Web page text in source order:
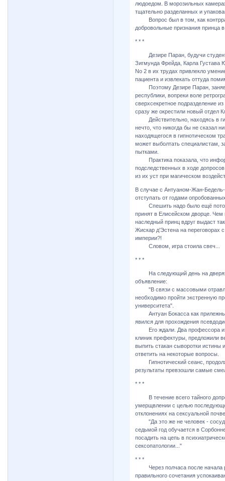
людоедом. В морозильных
тщательно разделанных и
Вопрос был в том, как
добровольные признания принца
* * *
Дезире Паран, будучи
Зигмунда Фрейда, Карла Густава
No 2 в их трудах привлекло
пациента и извлекать оттуда
Поэтому Дезире Паран, заняв
республики, вопреки воле
сверхсекретное подразделение
сразу же окрестили новый отдел
Действительно, находясь в
нечто, что никогда бы не сказал
находящегося в гипнотическом
может выболтать специалистам,
пытками.
Практика показала, что
подследственных в ходе
из их уст при магическом
В случае с Антуаном-Жан-
отступать от годами
Спешить надо было ещё
принят в Елисейском дворце. Чем
наследный принц вдруг выдаст
Жискар д'Эстена на переговорах
империи?!
Словом, игра стоила свеч...
* * *
На следующий день на дверях
объявление:
"В связи с массовыми
необходимо пройти экстренную
университета".
Антуан Бокасса как прилежный
явился для прохождения
Его ждали. Два профессора из
клиник префектуры, предложили
выпить стакан сыворотки истины
ответить на некоторые вопросы.
Гипнотический сеанс,
результаты превзошли самые
* * *
В течение всего тайного
умерщвлении с целью
отклонениях на сексуальной
"Да это же не человек - сосуд
седьмой год обучается в
посадить на цепь в
сексопатологии..."
* * *
Через полчаса после начала
правильного сочетания